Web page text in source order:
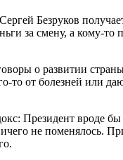
Безруков
за смену, а кому-то
о развитии
то от болезней или
Президент вроде
не поменялось.